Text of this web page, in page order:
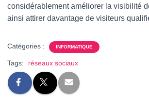
considérablement améliorer la visibilité
ainsi attirer davantage de visiteurs
Catégories : INFORMATIQUE
Tags: réseaux sociaux